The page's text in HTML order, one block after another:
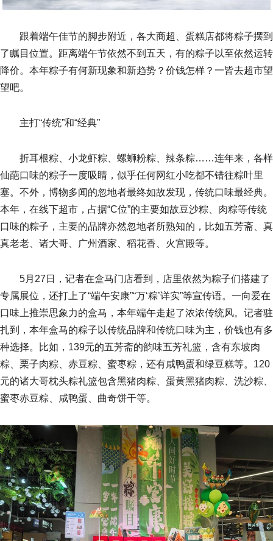
跟着端午佳节的脚步附近，各大商超、蛋糕店都将粽子摆到
了瞩目位置。距离端午节依然不到五天，有的粽子以至依然运转
降价。本年粽子有何新现象和新趋势？价钱怎样？一皆去超市望
望吧。
主打“传统”和“经典”
折耳根粽、小龙虾粽、螺蛳粉粽、辣条粽……连年来，各样
仙葩口味的粽子一度吸睛，似乎任何网红小吃都不错往粽叶里
塞。不外，博物多闻的忽地者最终如故发现，传统口味最经典。
本年，在线下超市，占据“C位”的主要如故豆沙粽、肉粽等传统
口味的粽子，主要的品牌亦然忽地者所熟知的，比如五芳斋、真
真老老、诸大哥、广州酒家、稻花香、火宫殿等。
5月27日，记者在盒马门店看到，店里依然为粽子们搭建了
专属展位，还打上了“端午安康”“万‘粽’详实”等宣传语。一向爱在
口味上推崇思象力的盒马，本年端午走起了浓浓传统风。记者驻
扎到，本年盒马的粽子以传统品牌和传统口味为主，价钱也有多
种选择。比如，139元的五芳斋的韵味五芳礼篮，含有东坡肉
粽、栗子肉粽、赤豆粽、蜜枣粽，还有咸鸭蛋和绿豆糕等。120
元的诸大哥枕头粽礼篮包含黑猪肉粽、蛋黄黑猪肉粽、洗沙粽、
蜜枣赤豆粽、咸鸭蛋、曲奇饼干等。